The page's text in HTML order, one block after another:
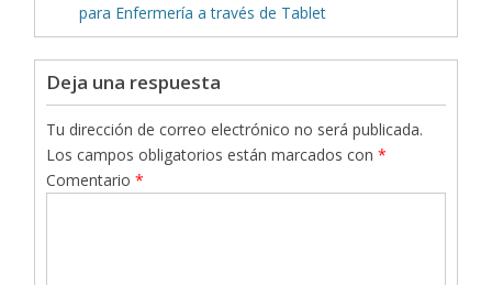
para Enfermería a través de Tablet
Deja una respuesta
Tu dirección de correo electrónico no será publicada.
Los campos obligatorios están marcados con*
Comentario*